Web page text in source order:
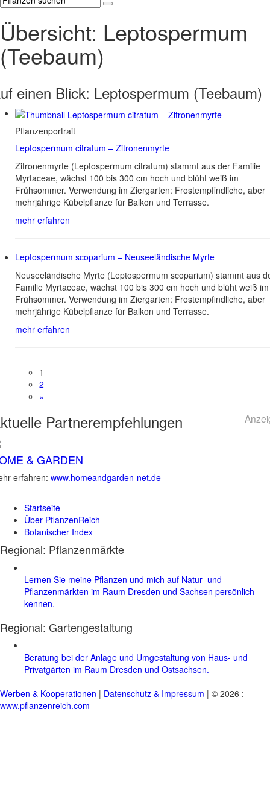
Übersicht: Leptospermum
(Teebaum)
einen Blick: Leptospermum (Teebaum)
Pflanzenportrait
Leptospermum citratum – Zitronenmyrte
Zitronenmyrte (Leptospermum citratum) stammt aus der Familie
Myrtaceae, wächst 100 bis 300 cm hoch und blüht weiß im
Frühsommer. Verwendung im Ziergarten: Frostempfindliche, aber
mehrjährige Kübelpflanze für Balkon und Terrasse.
mehr erfahren
Leptospermum scoparium – Neuseeländische Myrte
Neuseeländische Myrte (Leptospermum scoparium) stammt aus
Familie Myrtaceae, wächst 100 bis 300 cm hoch und blüht weiß im
Frühsommer. Verwendung im Ziergarten: Frostempfindliche, aber
mehrjährige Kübelpflanze für Balkon und Terrasse.
mehr erfahren
1
2
»
Partnerempfehlungen
& GARDEN
erfahren: www.homeandgarden-net.de
Startseite
Über PflanzenReich
Botanischer Index
Regional: Pflanzenmärkte
Lernen Sie meine Pflanzen und mich auf Natur- und
Pflanzenmärkten im Raum Dresden und Sachsen persönlich
kennen.
Regional: Gartengestaltung
Beratung bei der Anlage und Umgestaltung von Haus- und
Privatgärten im Raum Dresden und Ostsachsen.
Werben & Kooperationen | Datenschutz & Impressum | © 2026 :
www.pflanzenreich.com